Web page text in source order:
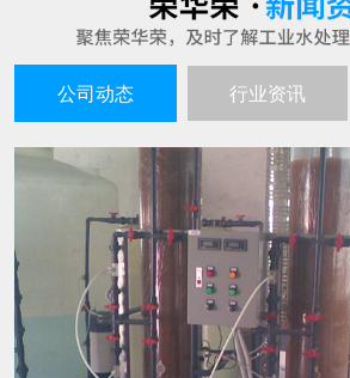
25
2021-06
超纯水生产设备的工作原理谈
超纯水生产设备就如同其名字一
污水的，生产出来的水质是高的